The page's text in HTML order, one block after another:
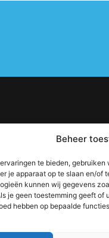
Beheer
te bieden,
je apparaat op te slaan en/of
kunnen wij gegevens
je geen toestemming geeft of
hebben op bepaalde
zo bouw je stap voor
inkomen te vergroten